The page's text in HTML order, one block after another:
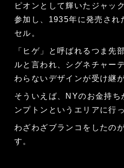
ピオンとして輝いたジャッ
参加し、1935年に発売され
セル。
「ヒゲ」と呼ばれるつま先
ルと言われ、シグネチャー
わらないデザインが受け継
そういえば、NYのお金持ち
ンプトンというエリアに行っ
わざわざブランコをしたの
す。